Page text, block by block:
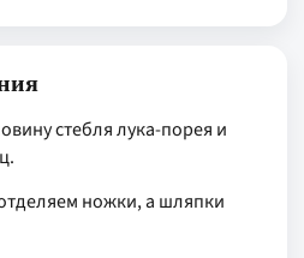
стебля лука-порея и
ножки, а шляпки